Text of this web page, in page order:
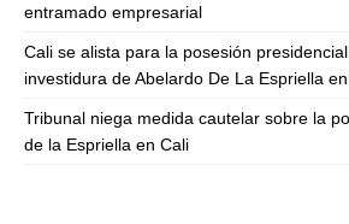
entramado empresarial
Cali se alista para la posesión
investidura de Abelardo De La Espriella
Tribunal niega medida cautelar sobre la
de la Espriella en Cali